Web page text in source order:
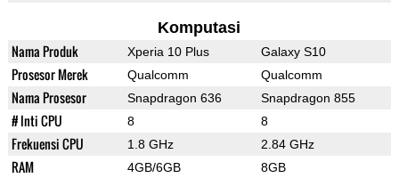
Komputasi
Nama Produk Xperia 10 Plus Galaxy S10
Prosesor Merek Qualcomm Qualcomm
Nama Prosesor Snapdragon 636 Snapdragon 855
# Inti CPU 8 8
Frekuensi CPU 1.8 GHz 2.84 GHz
RAM 4GB/6GB 8GB